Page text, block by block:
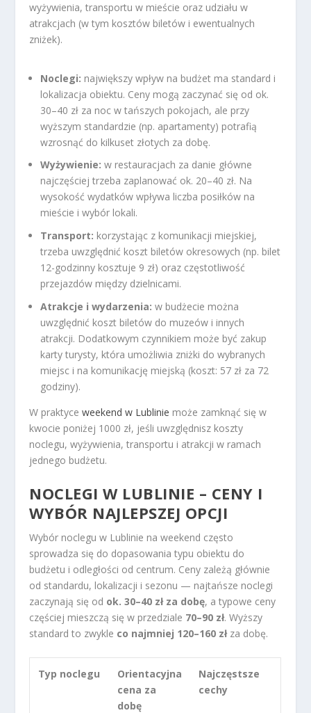
wyżywienia, transportu w mieście oraz udziału w
atrakcjach (w tym kosztów biletów i ewentualnych
zniżek).
Noclegi: największy wpływ na budżet ma standard i
lokalizacja obiektu. Ceny mogą zaczynać się od ok.
30–40 zł za noc w tańszych pokojach, ale przy
wyższym standardzie (np. apartamenty) potrafią
wzrosnąć do kilkuset złotych za dobę.
Wyżywienie: w restauracjach za danie główne
najczęściej trzeba zaplanować ok. 20–40 zł. Na
wysokość wydatków wpływa liczba posiłków na
mieście i wybór lokali.
Transport: korzystając z komunikacji miejskiej,
trzeba uwzględnić koszt biletów okresowych (np. bilet
12-godzinny kosztuje 9 zł) oraz częstotliwość
przejazdów między dzielnicami.
Atrakcje i wydarzenia: w budżecie można
uwzględnić koszt biletów do muzeów i innych
atrakcji. Dodatkowym czynnikiem może być zakup
karty turysty, która umożliwia zniżki do wybranych
miejsc i na komunikację miejską (koszt: 57 zł za 72
godziny).
W praktyceweekend w Lublinie może zamknąć się w
kwocie poniżej 1000 zł, jeśli uwzględnisz koszty
noclegu, wyżywienia, transportu i atrakcji w ramach
jednego budżetu.
NOCLEGI W LUBLINIE – CENY I
WYBÓR NAJLEPSZEJ OPCJI
Wybór noclegu w Lublinie na weekend często
sprowadza się do dopasowania typu obiektu do
budżetu i odległości od centrum. Ceny zależą głównie
od standardu, lokalizacji i sezonu — najtańsze noclegi
zaczynają się od ok. 30–40 zł za dobę, a typowe ceny
częściej mieszczą się w przedziale 70–90 zł. Wyższy
standard to zwykle co najmniej 120–160 złza dobę.
Typ noclegu
Orientacyjna
cena za
dobę
Najczęstsze
cechy